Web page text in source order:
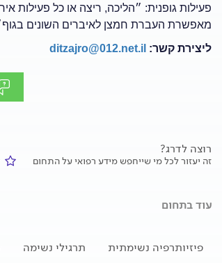
פעילות גופנית: ״הליכה, ריצה או כל
מאפשרת העברת חמצן לאיברים השונים
ליצירת קשר: ditzajro@012.net.il
רוצה לדרג?
זה יעזור לכל מי שייחפש מידע רפואי על התחום
עוד בתחום
פיזיותרפיה נשימתית תרגילי נשימה